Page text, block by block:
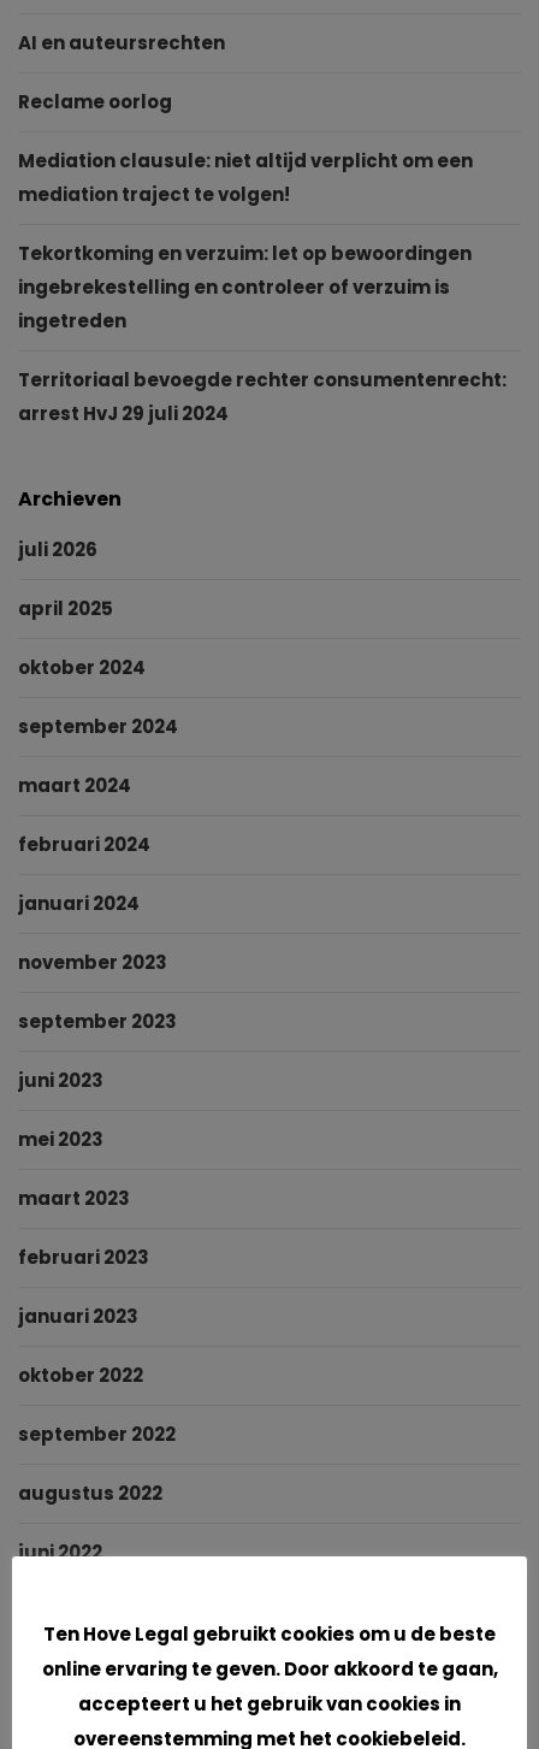
AI en auteursrechten
Reclame oorlog
Mediation clausule: niet altijd verplicht om een
mediation traject te volgen!
Tekortkoming en verzuim: let op bewoordingen
ingebrekestelling en controleer of verzuim is
ingetreden
Territoriaal bevoegde rechter consumentenrecht:
arrest HvJ 29 juli 2024
Archieven
juli 2026
april 2025
oktober 2024
september 2024
maart 2024
februari 2024
januari 2024
november 2023
september 2023
juni 2023
mei 2023
maart 2023
februari 2023
januari 2023
oktober 2022
september 2022
augustus 2022
juni 2022
maart 2022
januari 2022
Ten Hove Legal gebruikt cookies om u de beste
online ervaring te geven. Door akkoord te gaan,
accepteert u het gebruik van cookies in
overeenstemming met het cookiebeleid.